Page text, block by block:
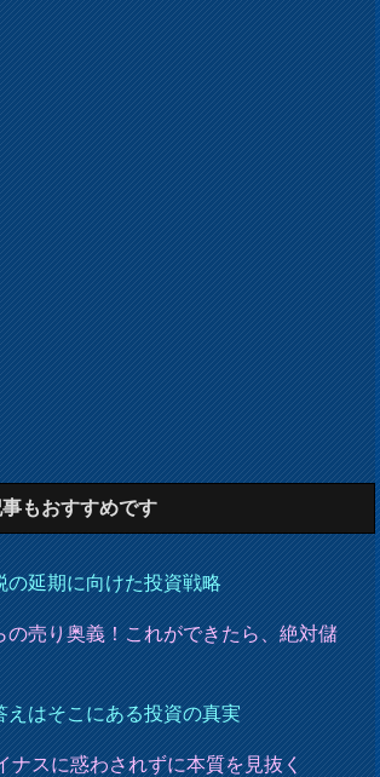
もおすすめです
の延期に向けた投資戦略
の売り奥義！これができたら、絶対儲
えはそこにある投資の真実
ナスに惑わされずに本質を見抜く